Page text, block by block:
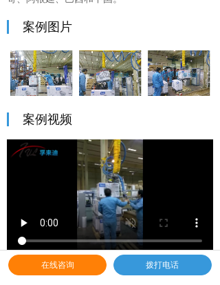
案例图片
案例视频
上一个： 京东商城
在线咨询 拨打电话